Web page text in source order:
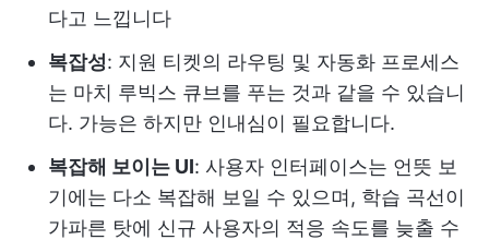
다고 느낍니다
복잡성: 지원 티켓의 라우팅 및 자동화 프로세스
는 마치 루빅스 큐브를 푸는 것과 같을 수 있습니
다. 가능은 하지만 인내심이 필요합니다.
복잡해 보이는 UI: 사용자 인터페이스는 언뜻 보
기에는 다소 복잡해 보일 수 있으며, 학습 곡선이
가파른 탓에 신규 사용자의 적응 속도를 늦출 수